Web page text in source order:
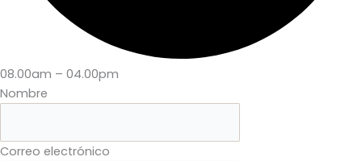
08.00am – 04.00pm
Nombre
Correo electrónico